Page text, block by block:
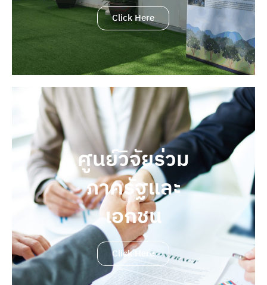
Click Here
ศูนย์วิจัยร่วม
ภาครัฐและ
เอกชน
Click Here